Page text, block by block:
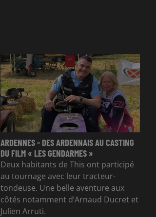
ARDENNES - DES ARDENNAIS AU CASTING
DU FILM « LES GENDARMES »
Deux habitants de This ont participé
au tournage avec leur tracteur-
tondeuse. Une belle aventure aux
côtés notamment d’Arnaud Ducret et
Julien Arruti.